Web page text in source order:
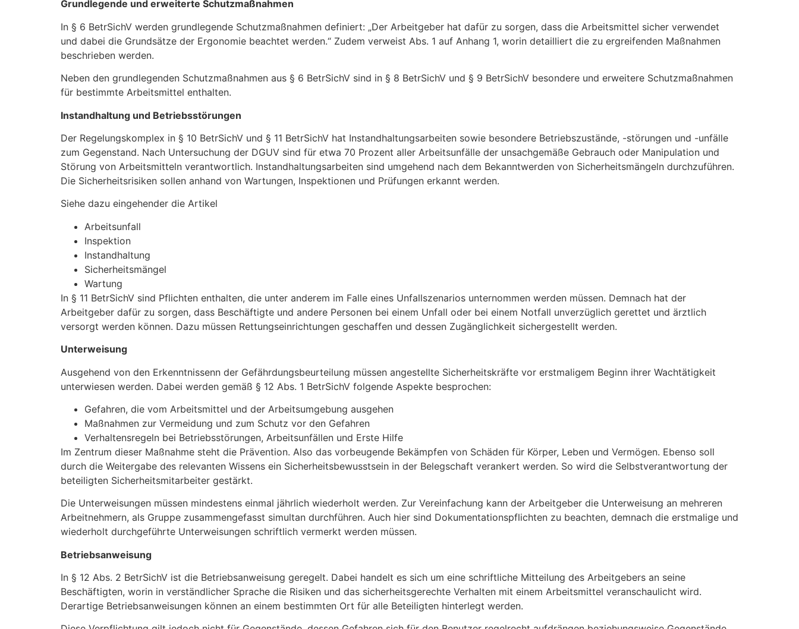
Grundlegende und erweiterte Schutzmaßnahmen
In § 6 BetrSichV werden grundlegende Schutzmaßnahmen definiert: „Der Arbeitgeber hat dafür zu sorgen, dass die Arbeitsmittel sicher verwendet
und dabei die Grundsätze der Ergonomie beachtet werden.“ Zudem verweist Abs. 1 auf Anhang 1, worin detailliert die zu ergreifenden Maßnahmen
beschrieben werden.
Neben den grundlegenden Schutzmaßnahmen aus § 6 BetrSichV sind in § 8 BetrSichV und § 9 BetrSichV besondere und erweitere Schutzmaßnahmen
für bestimmte Arbeitsmittel enthalten.
Instandhaltung und Betriebsstörungen
Der Regelungskomplex in § 10 BetrSichV und § 11 BetrSichV hat Instandhaltungsarbeiten sowie besondere Betriebszustände, -störungen und -unfälle
zum Gegenstand. Nach Untersuchung der DGUV sind für etwa 70 Prozent aller Arbeitsunfälle der unsachgemäße Gebrauch oder Manipulation und
Störung von Arbeitsmitteln verantwortlich. Instandhaltungsarbeiten sind umgehend nach dem Bekanntwerden von Sicherheitsmängeln durchzuführen.
Die Sicherheitsrisiken sollen anhand von Wartungen, Inspektionen und Prüfungen erkannt werden.
Siehe dazu eingehender die Artikel
Arbeitsunfall
Inspektion
Instandhaltung
Sicherheitsmängel
Wartung
In § 11 BetrSichV sind Pflichten enthalten, die unter anderem im Falle eines Unfallszenarios unternommen werden müssen. Demnach hat der
Arbeitgeber dafür zu sorgen, dass Beschäftigte und andere Personen bei einem Unfall oder bei einem Notfall unverzüglich gerettet und ärztlich
versorgt werden können. Dazu müssen Rettungseinrichtungen geschaffen und dessen Zugänglichkeit sichergestellt werden.
Unterweisung
Ausgehend von den Erkenntnissenn der Gefährdungsbeurteilung müssen angestellte Sicherheitskräfte vor erstmaligem Beginn ihrer Wachtätigkeit
unterwiesen werden. Dabei werden gemäß § 12 Abs. 1 BetrSichV folgende Aspekte besprochen:
Gefahren, die vom Arbeitsmittel und der Arbeitsumgebung ausgehen
Maßnahmen zur Vermeidung und zum Schutz vor den Gefahren
Verhaltensregeln bei Betriebsstörungen, Arbeitsunfällen und Erste Hilfe
Im Zentrum dieser Maßnahme steht die Prävention. Also das vorbeugende Bekämpfen von Schäden für Körper, Leben und Vermögen. Ebenso soll
durch die Weitergabe des relevanten Wissens ein Sicherheitsbewusstsein in der Belegschaft verankert werden. So wird die Selbstverantwortung der
beteiligten Sicherheitsmitarbeiter gestärkt.
Die Unterweisungen müssen mindestens einmal jährlich wiederholt werden. Zur Vereinfachung kann der Arbeitgeber die Unterweisung an mehreren
Arbeitnehmern, als Gruppe zusammengefasst simultan durchführen. Auch hier sind Dokumentationspflichten zu beachten, demnach die erstmalige und
wiederholt durchgeführte Unterweisungen schriftlich vermerkt werden müssen.
Betriebsanweisung
In § 12 Abs. 2 BetrSichV ist die Betriebsanweisung geregelt. Dabei handelt es sich um eine schriftliche Mitteilung des Arbeitgebers an seine
Beschäftigten, worin in verständlicher Sprache die Risiken und das sicherheitsgerechte Verhalten mit einem Arbeitsmittel veranschaulicht wird.
Derartige Betriebsanweisungen können an einem bestimmten Ort für alle Beteiligten hinterlegt werden.